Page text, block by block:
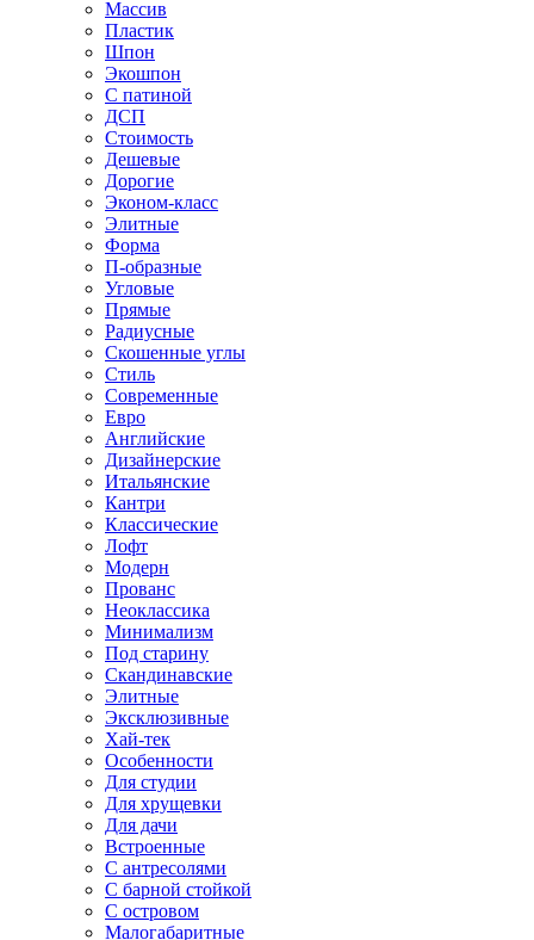
Массив
Пластик
Шпон
Экошпон
С патиной
ДСП
Стоимость
Дешевые
Дорогие
Эконом-класс
Элитные
Форма
П-образные
Угловые
Прямые
Радиусные
Скошенные углы
Стиль
Современные
Евро
Английские
Дизайнерские
Итальянские
Кантри
Классические
Лофт
Модерн
Прованс
Неоклассика
Минимализм
Под старину
Скандинавские
Элитные
Эксклюзивные
Хай-тек
Особенности
Для студии
Для хрущевки
Для дачи
Встроенные
С антресолями
С барной стойкой
С островом
Малогабаритные